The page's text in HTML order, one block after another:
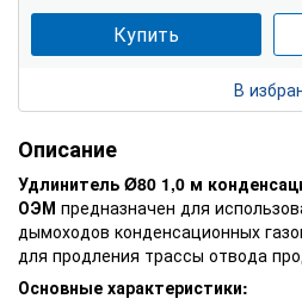
Купить
В
Описание
Удлинитель Ø80 1,0 м
ОЭМ предназначен для
дымоходов конденсационных
для продления трассы отвода
Основные характеристики: